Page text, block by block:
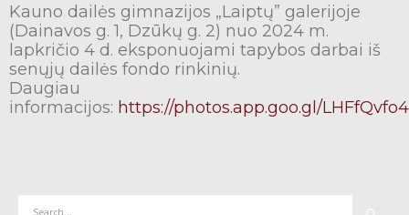
Kauno dailės gimnazijos „Laiptų” galerijoje
(Dainavos g. 1, Dzūkų g. 2) nuo 2024 m.
lapkričio 4 d. eksponuojami tapybos darbai iš
senųjų dailės fondo rinkinių.
Daugiau
informacijos: https://photos.app.goo.gl/